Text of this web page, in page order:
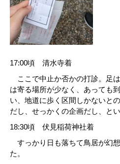
17:00頃 清水寺着
ここで中止か否かの打診。足
は寄る場所が少なく、あっても
い、地道に歩く区間しかないと
だし、せっかくの企画だし、と
18:30頃 伏見稲荷神社着
すっかり日も落ちて鳥居が幻
た。